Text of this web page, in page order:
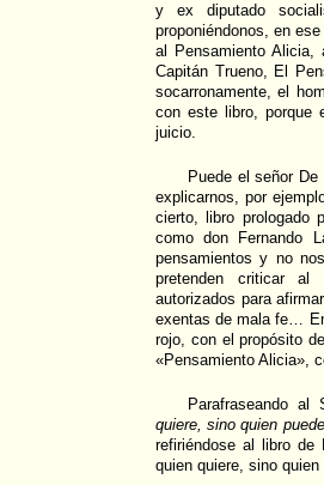
y ex diputado
proponiéndonos, en
al Pensamiento Alicia,
Capitán Trueno, El
socarronamente, el
con este libro,
juicio.
Puede el señor
explicarnos, por
cierto, libro prologado
como don Fernando
pensamientos y no
pretenden criticar al
autorizados para
exentas de mala fe…
rojo, con el propósito
«Pensamiento Alicia»,
Parafraseando
quiere, sino quien
refiriéndose al libro
quien quiere, sino quien